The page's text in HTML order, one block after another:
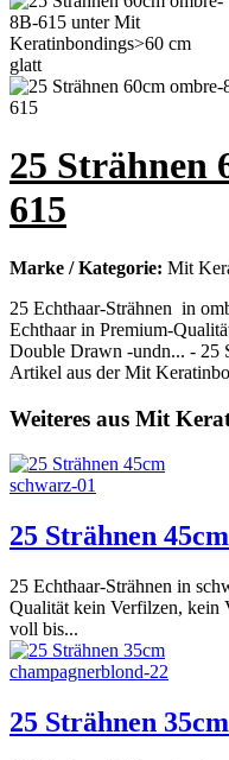
25 Strähnen
615
Marke / Kategorie: Mit
25 Echthaar-Strähnen in
Echthaar in Premium-
Double Drawn -undn... - 25
Artikel aus der Mit
Weiteres aus Mit
25 Strähnen
25 Echthaar-Strähnen in
Qualität kein Verfilzen, kein
voll bis...
25 Strähnen